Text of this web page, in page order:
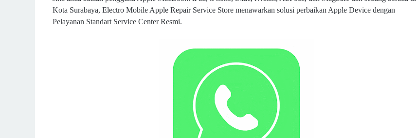
Kota Surabaya, Electro Mobile Apple Repair Service Store menawarkan solusi perbaikan Apple Device dengan
Pelayanan Standart Service Center Resmi.